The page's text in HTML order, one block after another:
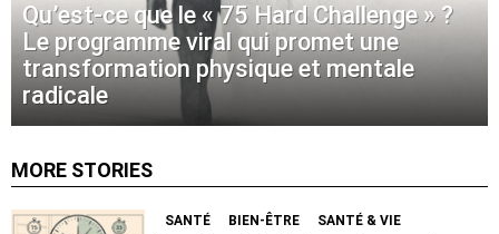
Qu’est-ce que le « 75 Hard Challenge » ?
Le programme viral qui promet une
transformation physique et mentale
radicale
MORE STORIES
SANTÉ BIEN-ÊTRE SANTÉ & VIE